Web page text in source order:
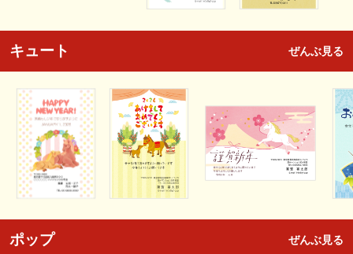
キュート ぜんぶ見る
ポップ ぜんぶ見る